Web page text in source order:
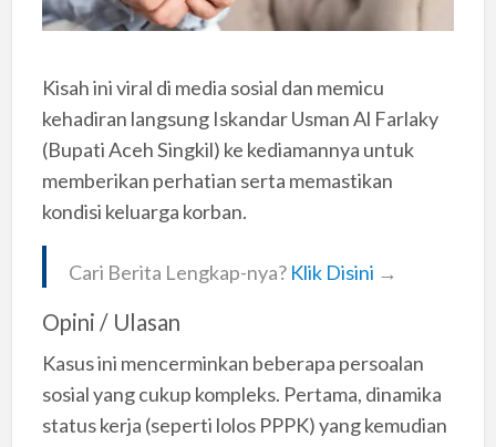
Kisah ini viral di media sosial dan memicu
kehadiran langsung Iskandar Usman Al Farlaky
(Bupati Aceh Singkil) ke kediamannya untuk
memberikan perhatian serta memastikan
kondisi keluarga korban.
Cari Berita Lengkap-nya? Klik Disini →
Opini / Ulasan
Kasus ini mencerminkan beberapa persoalan
sosial yang cukup kompleks. Pertama, dinamika
status kerja (seperti lolos PPPK) yang kemudian